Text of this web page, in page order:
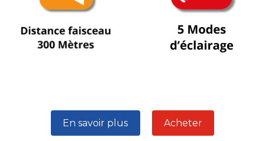
En savoir plus Acheter